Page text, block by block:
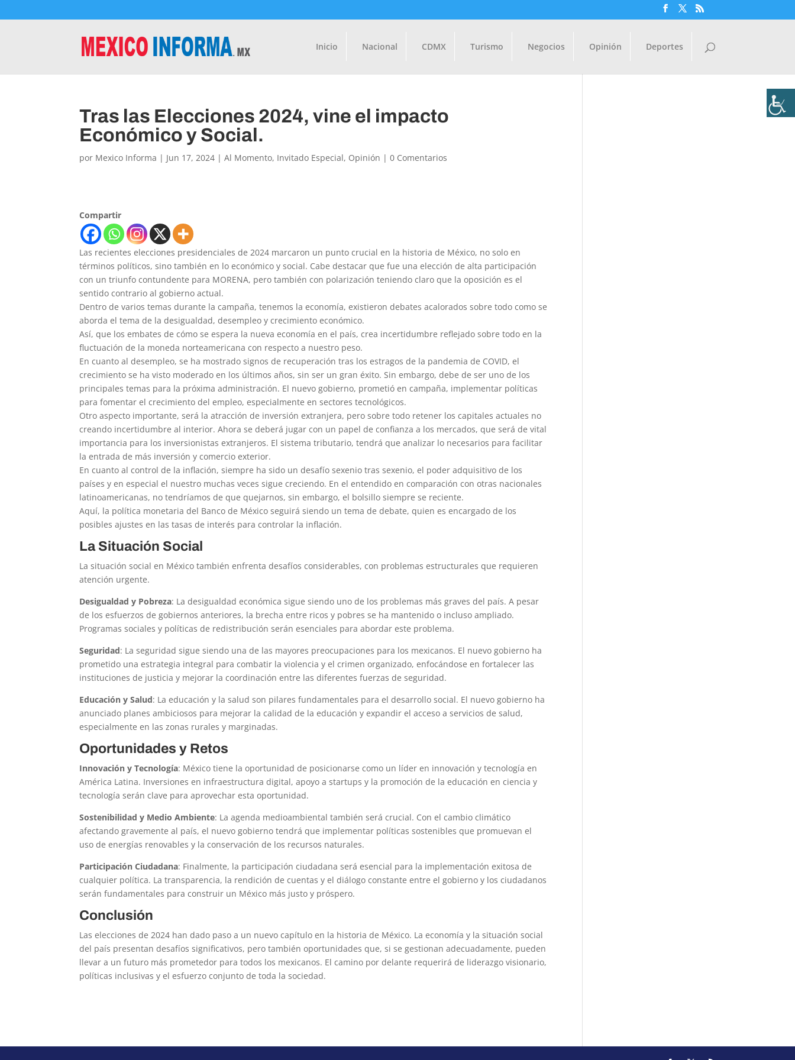
Inicio Nacional CDMX Turismo Negocios Opinión Deportes
Tras las Elecciones 2024, vine el impacto
Económico y Social.
por Mexico Informa | Jun 17, 2024 |Al Momento, Invitado Especial, Opinión |0 Comentarios
Compartir
Las recientes elecciones presidenciales de 2024 marcaron un punto crucial en la historia de México, no solo en
términos políticos, sino también en lo económico y social. Cabe destacar que fue una elección de alta participación
con un triunfo contundente para MORENA, pero también con polarización teniendo claro que la oposición es el
sentido contrario al gobierno actual.
Dentro de varios temas durante la campaña, tenemos la economía, existieron debates acalorados sobre todo como se
aborda el tema de la desigualdad, desempleo y crecimiento económico.
Así, que los embates de cómo se espera la nueva economía en el país, crea incertidumbre reflejado sobre todo en la
fluctuación de la moneda norteamericana con respecto a nuestro peso.
En cuanto al desempleo, se ha mostrado signos de recuperación tras los estragos de la pandemia de COVID, el
crecimiento se ha visto moderado en los últimos años, sin ser un gran éxito. Sin embargo, debe de ser uno de los
principales temas para la próxima administración. El nuevo gobierno, prometió en campaña, implementar políticas
para fomentar el crecimiento del empleo, especialmente en sectores tecnológicos.
Otro aspecto importante, será la atracción de inversión extranjera, pero sobre todo retener los capitales actuales no
creando incertidumbre al interior. Ahora se deberá jugar con un papel de confianza a los mercados, que será de vital
importancia para los inversionistas extranjeros. El sistema tributario, tendrá que analizar lo necesarios para facilitar
la entrada de más inversión y comercio exterior.
En cuanto al control de la inflación, siempre ha sido un desafío sexenio tras sexenio, el poder adquisitivo de los
países y en especial el nuestro muchas veces sigue creciendo. En el entendido en comparación con otras nacionales
latinoamericanas, no tendríamos de que quejarnos, sin embargo, el bolsillo siempre se reciente.
Aquí, la política monetaria del Banco de México seguirá siendo un tema de debate, quien es encargado de los
posibles ajustes en las tasas de interés para controlar la inflación.
La Situación Social
La situación social en México también enfrenta desafíos considerables, con problemas estructurales que requieren
atención urgente.
Desigualdad y Pobreza: La desigualdad económica sigue siendo uno de los problemas más graves del país. A pesar
de los esfuerzos de gobiernos anteriores, la brecha entre ricos y pobres se ha mantenido o incluso ampliado.
Programas sociales y políticas de redistribución serán esenciales para abordar este problema.
Seguridad: La seguridad sigue siendo una de las mayores preocupaciones para los mexicanos. El nuevo gobierno ha
prometido una estrategia integral para combatir la violencia y el crimen organizado, enfocándose en fortalecer las
instituciones de justicia y mejorar la coordinación entre las diferentes fuerzas de seguridad.
Educación y Salud: La educación y la salud son pilares fundamentales para el desarrollo social. El nuevo gobierno ha
anunciado planes ambiciosos para mejorar la calidad de la educación y expandir el acceso a servicios de salud,
especialmente en las zonas rurales y marginadas.
Oportunidades y Retos
Innovación y Tecnología: México tiene la oportunidad de posicionarse como un líder en innovación y tecnología en
América Latina. Inversiones en infraestructura digital, apoyo a startups y la promoción de la educación en ciencia y
tecnología serán clave para aprovechar esta oportunidad.
Sostenibilidad y Medio Ambiente: La agenda medioambiental también será crucial. Con el cambio climático
afectando gravemente al país, el nuevo gobierno tendrá que implementar políticas sostenibles que promuevan el
uso de energías renovables y la conservación de los recursos naturales.
Participación Ciudadana: Finalmente, la participación ciudadana será esencial para la implementación exitosa de
cualquier política. La transparencia, la rendición de cuentas y el diálogo constante entre el gobierno y los ciudadanos
serán fundamentales para construir un México más justo y próspero.
Conclusión
Las elecciones de 2024 han dado paso a un nuevo capítulo en la historia de México. La economía y la situación social
del país presentan desafíos significativos, pero también oportunidades que, si se gestionan adecuadamente, pueden
llevar a un futuro más prometedor para todos los mexicanos. El camino por delante requerirá de liderazgo visionario,
políticas inclusivas y el esfuerzo conjunto de toda la sociedad.